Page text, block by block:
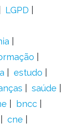
LGPD
estudo
saúde
bncc
cne